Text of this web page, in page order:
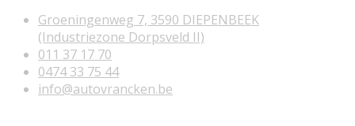
Groeningenweg 7, 3590 DIEPENBEEK
(Industriezone Dorpsveld II)
011 37 17 70
0474 33 75 44
info@autovrancken.be